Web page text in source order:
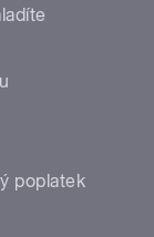
poplatek